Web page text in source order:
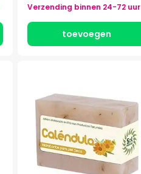
Verzending binnen 24-72 uur
toevoegen